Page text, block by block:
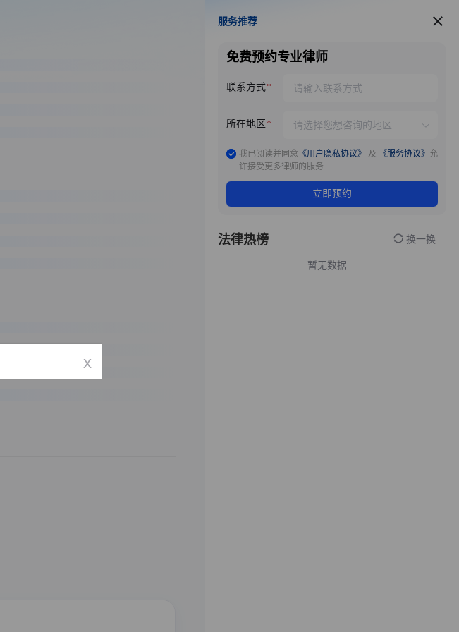
服务推荐
服务推荐
免费预约专业律师
联系方式
所在地区
我已阅读并同意 《用户隐私协议》 及 《服务协议》 允
许接受更多律师的服务
立即预约
法律热榜 换一换
暂无数据
x